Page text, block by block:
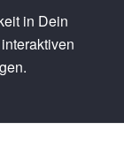
in Dein